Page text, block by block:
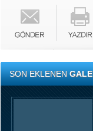
SON EKLENEN